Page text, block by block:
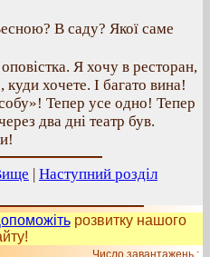
В саду? Якої саме
Я хочу в ресторан,
хочете. І багато вина!
Тепер усе одно! Тепер
два дні театр був.
| Наступний розділ
розвитку нашого
Число завантажень :